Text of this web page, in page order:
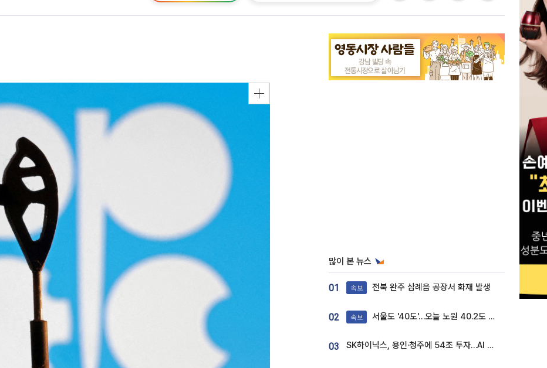
많이 본 뉴스
01 속보 전북 완주 삼례읍 공장서 화재 발생
02 속보 서울도 '40도'…오늘 노원 40.2도 기록
03 SK하이닉스, 용인·청주에 54조 투자…AI 메모리 생산기지 키운다